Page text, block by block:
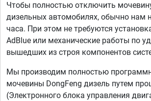
Чтобы полностью отключить
дизельных автомобилях, обычно нам
часа. При этом не требуются
AdBlue или механические работы по
вышедших из строя компонентов
Мы производим полностью
мочевины DongFeng дизель путем
(Электронного блока управления